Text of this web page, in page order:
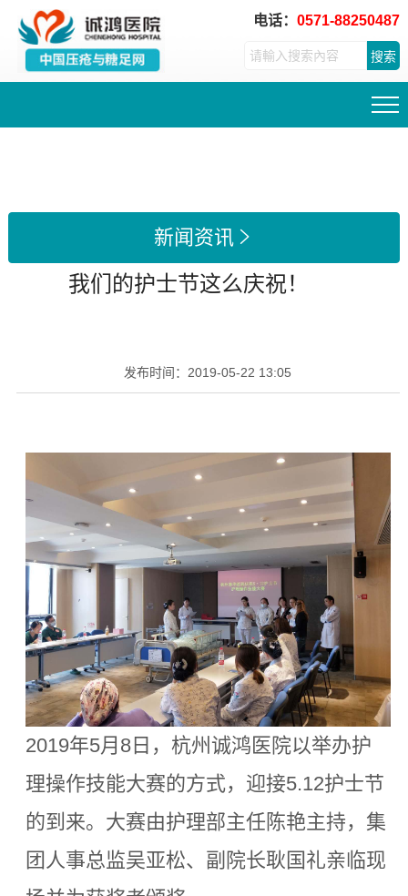
电话：0571-88250487
搜索
新闻资讯 
我们的护士节这么庆祝！
发布时间： 2019-05-22 13:05
2019年5月8日，杭州诚鸿医院以举办护
理操作技能大赛的方式，迎接5.12护士节
的到来。大赛由护理部主任陈艳主持，集
团人事总监吴亚松、副院长耿国礼亲临现